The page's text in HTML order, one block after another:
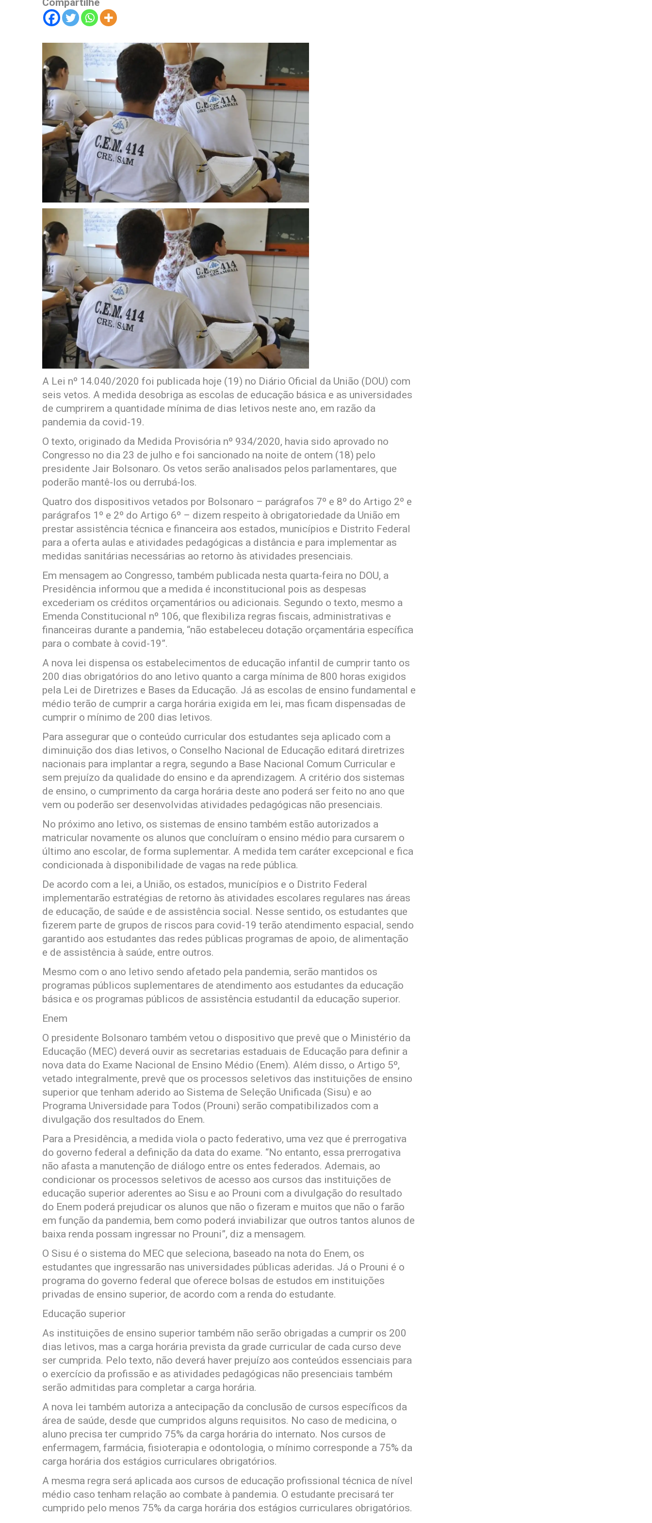
Compartilhe
A Lei nº 14.040/2020 foi publicada hoje (19) no Diário Oficial da União (DOU) com
seis vetos. A medida desobriga as escolas de educação básica e as universidades
de cumprirem a quantidade mínima de dias letivos neste ano, em razão da
pandemia da covid-19.
O texto, originado da Medida Provisória nº 934/2020, havia sido aprovado no
Congresso no dia 23 de julho e foi sancionado na noite de ontem (18) pelo
presidente Jair Bolsonaro. Os vetos serão analisados pelos parlamentares, que
poderão mantê-los ou derrubá-los.
Quatro dos dispositivos vetados por Bolsonaro – parágrafos 7º e 8º do Artigo 2º e
parágrafos 1º e 2º do Artigo 6º – dizem respeito à obrigatoriedade da União em
prestar assistência técnica e financeira aos estados, municípios e Distrito Federal
para a oferta aulas e atividades pedagógicas a distância e para implementar as
medidas sanitárias necessárias ao retorno às atividades presenciais.
Em mensagem ao Congresso, também publicada nesta quarta-feira no DOU, a
Presidência informou que a medida é inconstitucional pois as despesas
excederiam os créditos orçamentários ou adicionais. Segundo o texto, mesmo a
Emenda Constitucional nº 106, que flexibiliza regras fiscais, administrativas e
financeiras durante a pandemia, “não estabeleceu dotação orçamentária específica
para o combate à covid-19”.
A nova lei dispensa os estabelecimentos de educação infantil de cumprir tanto os
200 dias obrigatórios do ano letivo quanto a carga mínima de 800 horas exigidos
pela Lei de Diretrizes e Bases da Educação. Já as escolas de ensino fundamental e
médio terão de cumprir a carga horária exigida em lei, mas ficam dispensadas de
cumprir o mínimo de 200 dias letivos.
Para assegurar que o conteúdo curricular dos estudantes seja aplicado com a
diminuição dos dias letivos, o Conselho Nacional de Educação editará diretrizes
nacionais para implantar a regra, segundo a Base Nacional Comum Curricular e
sem prejuízo da qualidade do ensino e da aprendizagem. A critério dos sistemas
de ensino, o cumprimento da carga horária deste ano poderá ser feito no ano que
vem ou poderão ser desenvolvidas atividades pedagógicas não presenciais.
No próximo ano letivo, os sistemas de ensino também estão autorizados a
matricular novamente os alunos que concluíram o ensino médio para cursarem o
último ano escolar, de forma suplementar. A medida tem caráter excepcional e fica
condicionada à disponibilidade de vagas na rede pública.
De acordo com a lei, a União, os estados, municípios e o Distrito Federal
implementarão estratégias de retorno às atividades escolares regulares nas áreas
de educação, de saúde e de assistência social. Nesse sentido, os estudantes que
fizerem parte de grupos de riscos para covid-19 terão atendimento espacial, sendo
garantido aos estudantes das redes públicas programas de apoio, de alimentação
e de assistência à saúde, entre outros.
Mesmo com o ano letivo sendo afetado pela pandemia, serão mantidos os
programas públicos suplementares de atendimento aos estudantes da educação
básica e os programas públicos de assistência estudantil da educação superior.
Enem
O presidente Bolsonaro também vetou o dispositivo que prevê que o Ministério da
Educação (MEC) deverá ouvir as secretarias estaduais de Educação para definir a
nova data do Exame Nacional de Ensino Médio (Enem). Além disso, o Artigo 5º,
vetado integralmente, prevê que os processos seletivos das instituições de ensino
superior que tenham aderido ao Sistema de Seleção Unificada (Sisu) e ao
Programa Universidade para Todos (Prouni) serão compatibilizados com a
divulgação dos resultados do Enem.
Para a Presidência, a medida viola o pacto federativo, uma vez que é prerrogativa
do governo federal a definição da data do exame. “No entanto, essa prerrogativa
não afasta a manutenção de diálogo entre os entes federados. Ademais, ao
condicionar os processos seletivos de acesso aos cursos das instituições de
educação superior aderentes ao Sisu e ao Prouni com a divulgação do resultado
do Enem poderá prejudicar os alunos que não o fizeram e muitos que não o farão
em função da pandemia, bem como poderá inviabilizar que outros tantos alunos de
baixa renda possam ingressar no Prouni”, diz a mensagem.
O Sisu é o sistema do MEC que seleciona, baseado na nota do Enem, os
estudantes que ingressarão nas universidades públicas aderidas. Já o Prouni é o
programa do governo federal que oferece bolsas de estudos em instituições
privadas de ensino superior, de acordo com a renda do estudante.
Educação superior
As instituições de ensino superior também não serão obrigadas a cumprir os 200
dias letivos, mas a carga horária prevista da grade curricular de cada curso deve
ser cumprida. Pelo texto, não deverá haver prejuízo aos conteúdos essenciais para
o exercício da profissão e as atividades pedagógicas não presenciais também
serão admitidas para completar a carga horária.
A nova lei também autoriza a antecipação da conclusão de cursos específicos da
área de saúde, desde que cumpridos alguns requisitos. No caso de medicina, o
aluno precisa ter cumprido 75% da carga horária do internato. Nos cursos de
enfermagem, farmácia, fisioterapia e odontologia, o mínimo corresponde a 75% da
carga horária dos estágios curriculares obrigatórios.
A mesma regra será aplicada aos cursos de educação profissional técnica de nível
médio caso tenham relação ao combate à pandemia. O estudante precisará ter
cumprido pelo menos 75% da carga horária dos estágios curriculares obrigatórios.